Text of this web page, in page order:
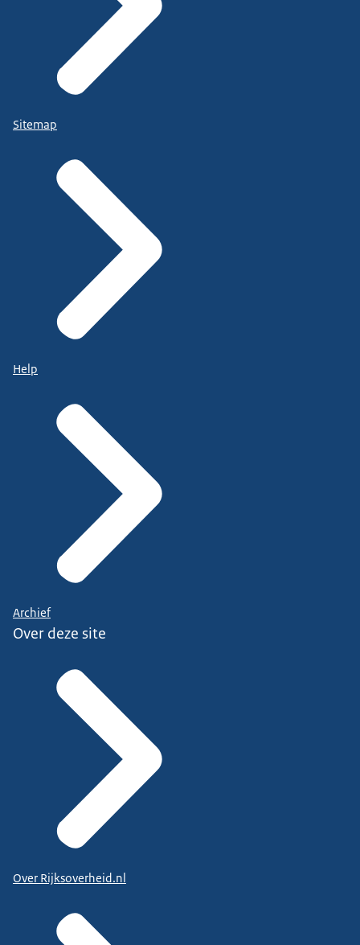
Sitemap
Help
Archief
Over deze site
Over Rijksoverheid.nl